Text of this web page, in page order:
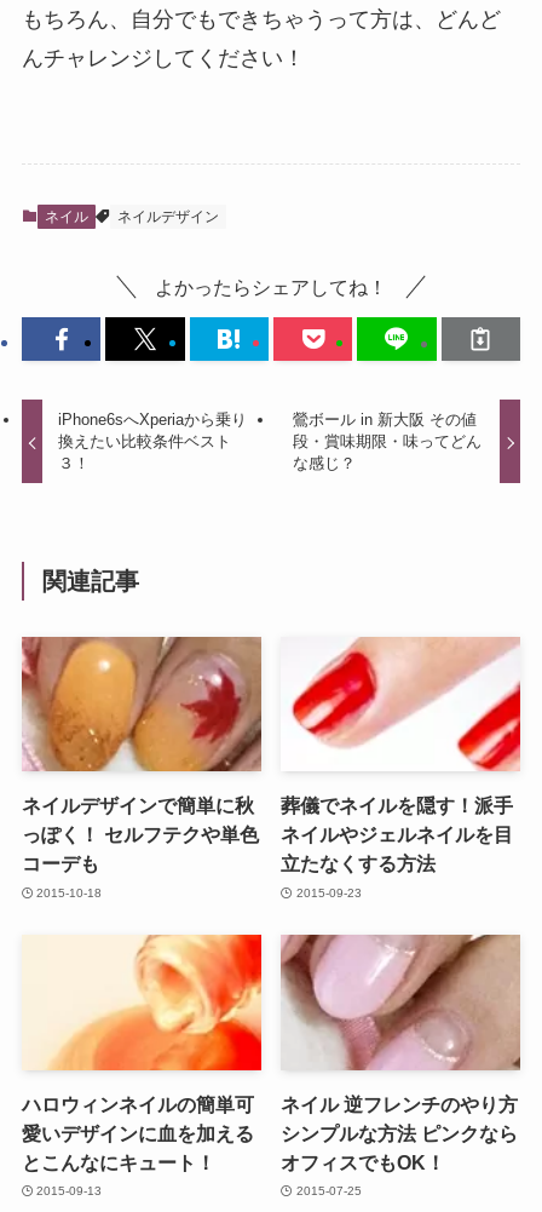
もちろん、自分でもできちゃうって方は、どんど
んチャレンジしてください！
ネイル ネイルデザイン
よかったらシェアしてね！
iPhone6sへXperiaから乗り
換えたい比較条件ベスト
３！
鶯ボール in 新大阪 その値
段・賞味期限・味ってどん
な感じ？
関連記事
ネイルデザインで簡単に秋
っぽく！ セルフテクや単色
コーデも
2015-10-18
葬儀でネイルを隠す！派手
ネイルやジェルネイルを目
立たなくする方法
2015-09-23
ハロウィンネイルの簡単可
愛いデザインに血を加える
とこんなにキュート！
2015-09-13
ネイル 逆フレンチのやり方
シンプルな方法 ピンクなら
オフィスでもOK！
2015-07-25